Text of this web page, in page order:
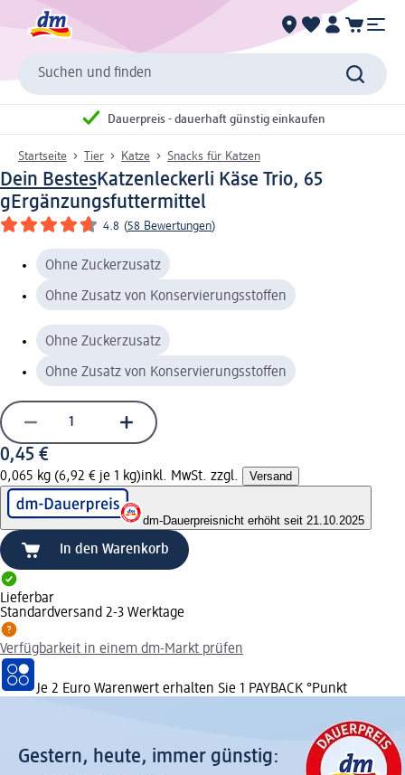
Suchen und finden
Dauerpreis - dauerhaft günstig einkaufen
Startseite Tier Katze Snacks für Katzen
Dein BestesKatzenleckerli Käse Trio, 65
gErgänzungsfuttermittel
4.8 (58 Bewertungen)
Ohne Zuckerzusatz
Ohne Zusatz von Konservierungsstoffen
Ohne Zuckerzusatz
Ohne Zusatz von Konservierungsstoffen
0,45 €
0,065 kg (6,92 € je 1 kg)inkl. MwSt. zzgl. Versand
dm-Dauerpreisnicht erhöht seit 21.10.2025
In den Warenkorb
Lieferbar
Standardversand 2-3 Werktage
Verfügbarkeit in einem dm-Markt prüfen
Je 2 Euro Warenwert erhalten Sie 1 PAYBACK °Punkt
Gestern, heute, immer günstig: